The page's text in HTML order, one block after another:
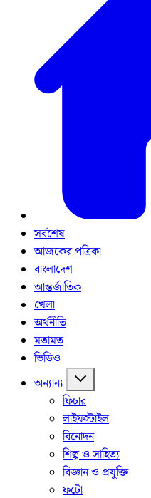
সর্বশেষ
আজকের পত্রিকা
বাংলাদেশ
আন্তর্জাতিক
খেলা
অর্থনীতি
মতামত
ভিডিও
অন্যান্য
ফিচার
লাইফস্টাইল
বিনোদন
শিল্প ও সাহিত্য
বিজ্ঞান ও প্রযুক্তি
ফটো